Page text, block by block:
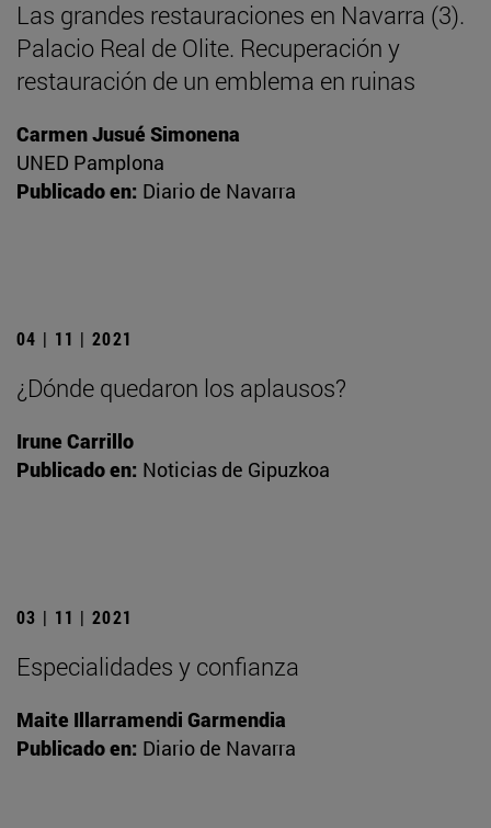
Las grandes restauraciones en Navarra (3).
Palacio Real de Olite. Recuperación y
restauración de un emblema en ruinas
Carmen Jusué Simonena
UNED Pamplona
Publicado en: Diario de Navarra
04 | 11 | 2021
¿Dónde quedaron los aplausos?
Irune Carrillo
Publicado en: Noticias de Gipuzkoa
03 | 11 | 2021
Especialidades y confianza
Maite Illarramendi Garmendia
Publicado en: Diario de Navarra